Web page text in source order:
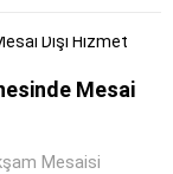
Mesai
Mesaisi